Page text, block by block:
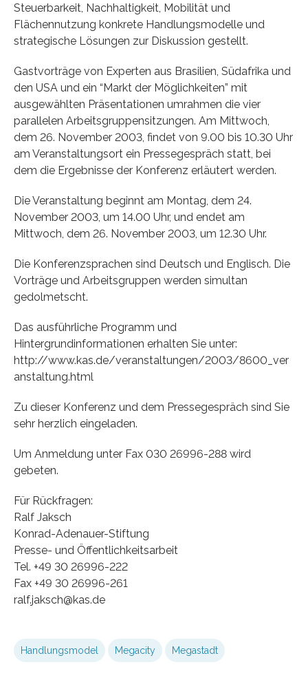
Steuerbarkeit, Nachhaltigkeit, Mobilität und
Flächennutzung konkrete Handlungsmodelle und
strategische Lösungen zur Diskussion gestellt.
Gastvorträge von Experten aus Brasilien, Südafrika und
den USA und ein “Markt der Möglichkeiten” mit
ausgewählten Präsentationen umrahmen die vier
parallelen Arbeitsgruppensitzungen. Am Mittwoch,
dem 26. November 2003, findet von 9.00 bis 10.30 Uhr
am Veranstaltungsort ein Pressegespräch statt, bei
dem die Ergebnisse der Konferenz erläutert werden.
Die Veranstaltung beginnt am Montag, dem 24.
November 2003, um 14.00 Uhr, und endet am
Mittwoch, dem 26. November 2003, um 12.30 Uhr.
Die Konferenzsprachen sind Deutsch und Englisch. Die
Vorträge und Arbeitsgruppen werden simultan
gedolmetscht.
Das ausführliche Programm und
Hintergrundinformationen erhalten Sie unter:
http://www.kas.de/veranstaltungen/2003/8600_ver
anstaltung.html
Zu dieser Konferenz und dem Pressegespräch sind Sie
sehr herzlich eingeladen.
Um Anmeldung unter Fax 030 26996-288 wird
gebeten.
Für Rückfragen:
Ralf Jaksch
Konrad-Adenauer-Stiftung
Presse- und Öffentlichkeitsarbeit
Tel. +49 30 26996-222
Fax +49 30 26996-261
ralf.jaksch@kas.de
Handlungsmodel Megacity Megastadt